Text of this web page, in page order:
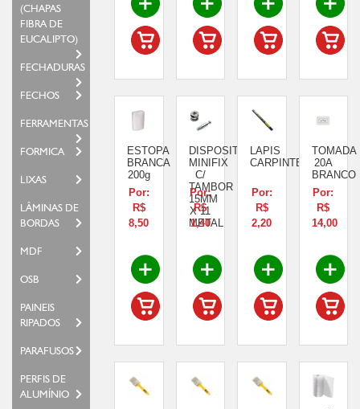
(CHAPAS
FIBRA DE
EUCALIPTO)
FECHADURAS
FECHOS
FERRAMENTAS
FORMICA
LIXAS
LÂMINAS DE
BORDAS
MDF
OSB
PAINEIS
RIPADOS
PARAFUSOS
PERFIS DE
ALUMÍNIO
ESTOPA
BRANCA
200g
Por:
R$
8,50
DISPOSITIVO
MINIFIX
C/
TAMBOR
15MM
X 11
METAL
Por:
R$
1,40
LAPIS
CARPINTEIRO
Por:
R$
2,20
TOMADA
20A
BRANCO
Por:
R$
14,00